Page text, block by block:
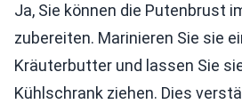
Ja, Sie können die Putenbrust
zubereiten. Marinieren Sie sie
Kräuterbutter und lassen Sie
Kühlschrank ziehen. Dies